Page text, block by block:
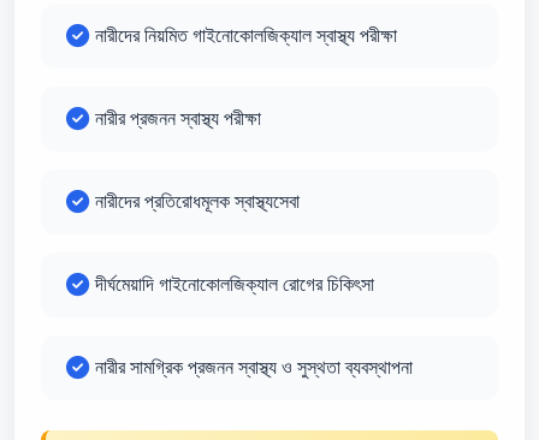
নারীদের নিয়মিত গাইনোকোলজিক্যাল স্বাস্থ্য পরীক্ষা
নারীর প্রজনন স্বাস্থ্য পরীক্ষা
নারীদের প্রতিরোধমূলক স্বাস্থ্যসেবা
দীর্ঘমেয়াদি গাইনোকোলজিক্যাল রোগের চিকিৎসা
নারীর সামগ্রিক প্রজনন স্বাস্থ্য ও সুস্থতা ব্যবস্থাপনা